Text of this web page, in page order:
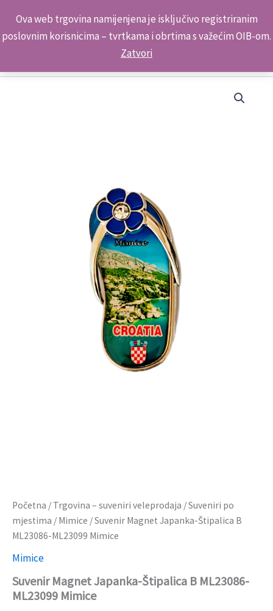
Ova web trgovina namijenjena je isključivo registriranim
poslovnim korisnicima – tvrtkama i obrtima s važećim OIB-om.
Zatvori
content
Kontakt telefon: +385 98 179 3891
Početna / Trgovina – suveniri veleprodaja /Suveniri po
mjestima / Mimice / Suvenir Magnet Japanka-Štipalica B
ML23086-ML23099 Mimice
Mimice
Suvenir Magnet Japanka-Štipalica B ML23086-
ML23099 Mimice